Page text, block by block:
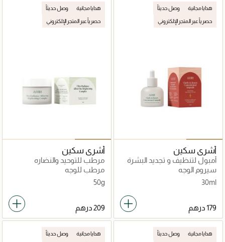
هدايا مجانية وصل حديثاً
حصرياً عبر المتجر الإلكتروني
أشري سكين
أمبول لتنظيف و تجديد البشرة
سيروم الوجه
30ml
هدايا مجانية وصل حديثاً
حصرياً عبر المتجر الإلكتروني
أشري سكين
مرطب للتوحيد والنضاره
مرطب للوجه
50g
هدايا مجانية وصل حديثاً هدايا مجانية وصل حديثاً